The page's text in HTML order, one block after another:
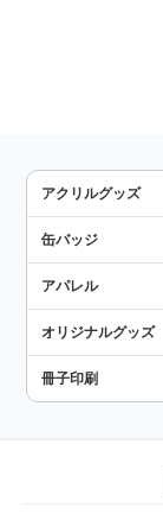
アクリルグッズ
缶バッジ
アパレル
オリジナルグッズ
冊子印刷